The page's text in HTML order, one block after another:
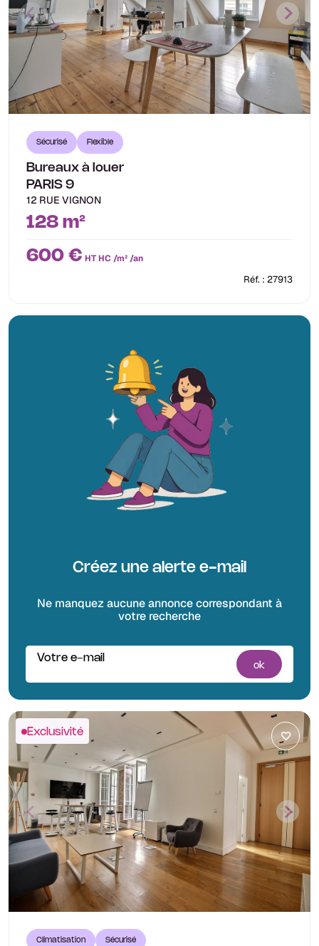
Sécurisé Flexible
Bureaux à louer
PARIS 9
12 RUE VIGNON
128 m²
600 € HT HC /m² /an
Réf. : 27913
Créez une alerte e-mail
Ne manquez aucune annonce correspondant à
votre recherche
Votre e-mail
ok
Exclusivité
Climatisation Sécurisé